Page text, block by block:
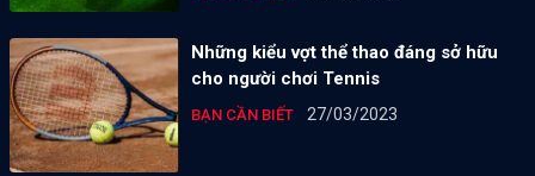
Những kiểu vợt thể thao đáng sở hữu
cho người chơi Tennis
BẠN CẦN BIẾT 27/03/2023